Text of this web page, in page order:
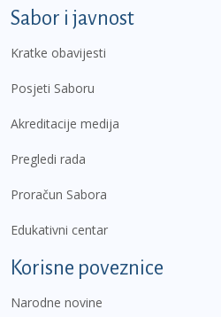
Sabor i javnost
Kratke obavijesti
Posjeti Saboru
Akreditacije medija
Pregledi rada
Proračun Sabora
Edukativni centar
Korisne poveznice
Narodne novine